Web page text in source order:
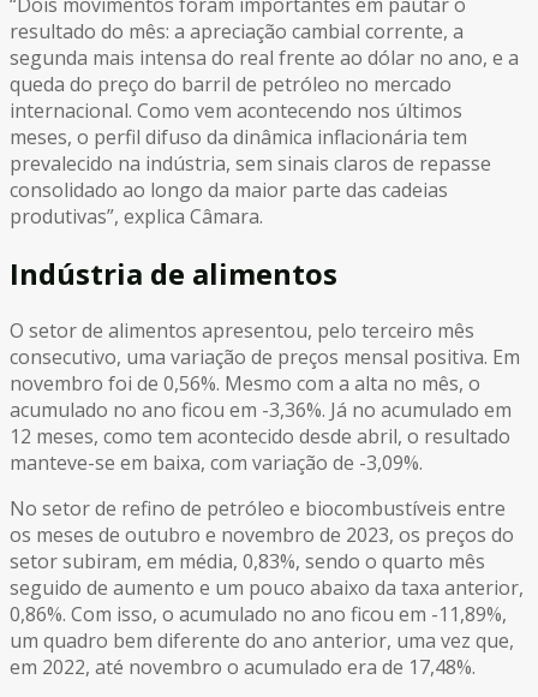
resultado do mês: a apreciação cambial corrente, a
segunda mais intensa do real frente ao dólar no ano, e a
queda do preço do barril de petróleo no mercado
internacional. Como vem acontecendo nos últimos
meses, o perfil difuso da dinâmica inflacionária tem
prevalecido na indústria, sem sinais claros de repasse
consolidado ao longo da maior parte das cadeias
produtivas”, explica Câmara.
Indústria de alimentos
O setor de alimentos apresentou, pelo terceiro mês
consecutivo, uma variação de preços mensal positiva. Em
novembro foi de 0,56%. Mesmo com a alta no mês, o
acumulado no ano ficou em -3,36%. Já no acumulado em
12 meses, como tem acontecido desde abril, o resultado
manteve-se em baixa, com variação de -3,09%.
No setor de refino de petróleo e biocombustíveis entre
os meses de outubro e novembro de 2023, os preços do
setor subiram, em média, 0,83%, sendo o quarto mês
seguido de aumento e um pouco abaixo da taxa anterior,
0,86%. Com isso, o acumulado no ano ficou em -11,89%,
um quadro bem diferente do ano anterior, uma vez que,
em 2022, até novembro o acumulado era de 17,48%.